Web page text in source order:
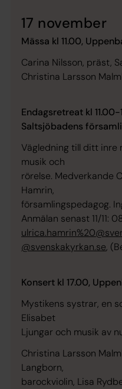
17 november
Mässa kl 11.00,
Carina Nilsson, präst,
Christina Larsson
Endagsretreat kl
Saltsjöbadens
Vägledning till ditt inre
musik och
rörelse. Medverkande
Hamrin,
församlingspedagog.
Anmälan senast 11/11:
@svenskakyrkan.se,
Konsert kl 17.00,
Mystikens systrar, en
Elisabet
Ljungar och musik av
Christina Larsson
Langborn,
barockviolin, Lisa